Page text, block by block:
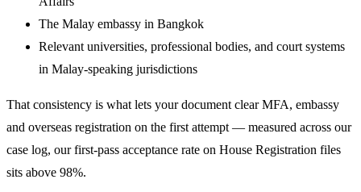
The Malay embassy in Bangkok
Relevant universities, professional bodies, and court systems
in Malay-speaking jurisdictions
That consistency is what lets your document clear MFA, embassy
and overseas registration on the first attempt — measured across our
case log, our first-pass acceptance rate on House Registration files
sits above 98%.